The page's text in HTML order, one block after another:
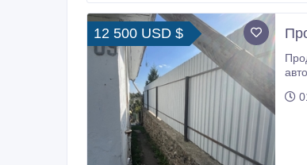
12 500 USD $
Продам будинок
автостанція, аптеки. До центра міста